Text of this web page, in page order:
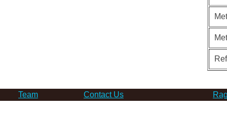
Team Contact Us